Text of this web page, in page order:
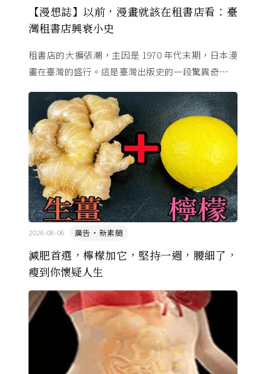
【漫想誌】以前，漫畫就該在租書店看：臺
灣租書店興衰小史
租書店的大擴張潮，主因是 1970 年代末期，日本漫
畫在臺灣的盛行。這是臺灣出版史的一段驚異奇航。
的協定保護 ...
減肥首選，檸檬加它，堅持一週，腰細了，
瘦到你懷疑人生
廣告・新素簡
2026-08-06